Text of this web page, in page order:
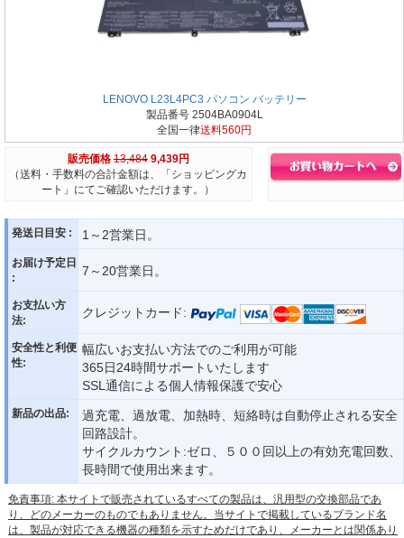
LENOVO L23L4PC3 パソコン バッテリー
製品番号 2504BA0904L
全国一律送料560円
販売価格 13,484 9,439円
（送料・手数料の合計金額は、「ショッピングカ
ート」にてご確認いただけます。）
発送日目安 : 1～2営業日。
お届け予定日
:
7～20営業日。
お支払い方
法:
クレジットカード:
安全性と利便
性:
幅広いお支払い方法でのご利用が可能
365日24時間サポートいたします
SSL通信による個人情報保護で安心
新品の出品:
過充電、過放電、加熱時、短絡時は自動停止される安全
回路設計。
サイクルカウント:ゼロ、５００回以上の有効充電回数、
長時間で使用出来ます。
免責事項: 本サイトで販売されているすべての製品は、汎用型の交換部品であ
り、どのメーカーのものでもありません。当サイトで掲載しているブランド名
は、製品が対応できる機器の種類を示すためだけであり、メーカーとは関係あり